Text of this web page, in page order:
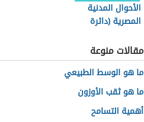
الأحوال المدنية
المصرية (دائرة
مقالات منوعة
ما هو الوسط الطبيعي
ما هو ثقب الأوزون
أهمية التسامح